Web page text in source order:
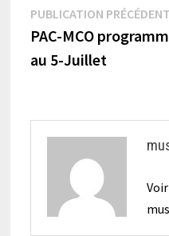
Navigation
de
PUBLICATION
PAC-MCO
au 5-Juillet